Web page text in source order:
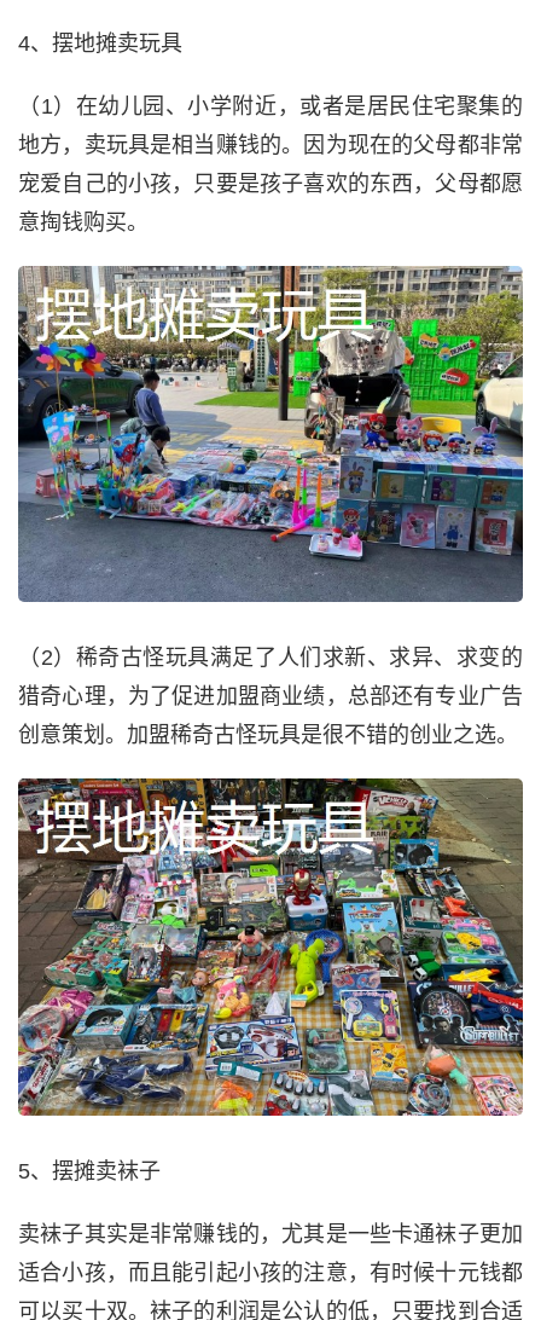
4、摆地摊卖玩具
（1）在幼儿园、小学附近，或者是居民住宅聚集的
地方，卖玩具是相当赚钱的。因为现在的父母都非常
宠爱自己的小孩，只要是孩子喜欢的东西，父母都愿
意掏钱购买。
（2）稀奇古怪玩具满足了人们求新、求异、求变的
猎奇心理，为了促进加盟商业绩，总部还有专业广告
创意策划。加盟稀奇古怪玩具是很不错的创业之选。
5、摆摊卖袜子
卖袜子其实是非常赚钱的，尤其是一些卡通袜子更加
适合小孩，而且能引起小孩的注意，有时候十元钱都
可以买十双。袜子的利润是公认的低，只要找到合适